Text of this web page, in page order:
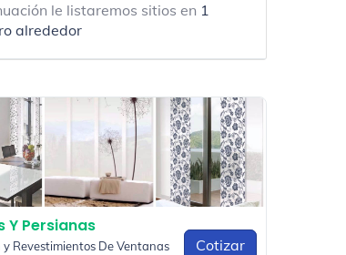
le listaremos sitios en 1
alrededor
Y Persianas
y Revestimientos De Ventanas
Cotizar